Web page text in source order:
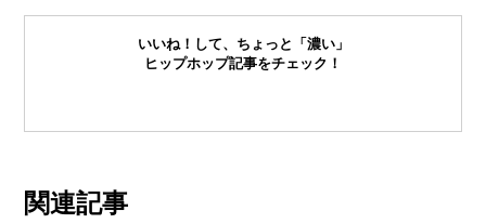
いいね！して、ちょっと「濃い」
ヒップホップ記事をチェック！
関連記事